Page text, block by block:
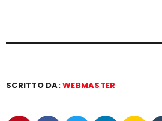
SCRITTO DA:WEBMASTER